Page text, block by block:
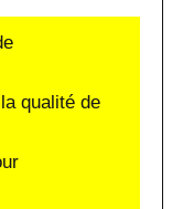
qualité de